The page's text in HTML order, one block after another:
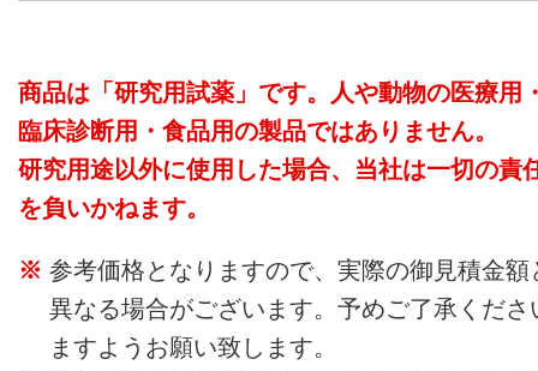
商品は「研究用試薬」です。人や動物の医療用
臨床診断用・食品用の製品ではありません。
研究用途以外に使用した場合、当社は一切の責
を負いかねます。
参考価格となりますので、実際の御見積金額
異なる場合がございます。予めご了承くださ
ますようお願い致します。